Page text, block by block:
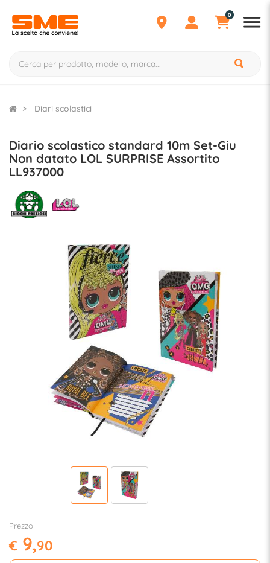
0
Diari scolastici
Diario scolastico standard 10m Set-Giu
Non datato LOL SURPRISE Assortito
LL937000
Prezzo
€ 9,90